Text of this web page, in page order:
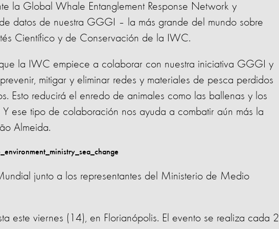
la Global Whale Entanglement Response Network y
datos de nuestra GGGI – la más grande del mundo sobre
Científico y de Conservación de la IWC.
que la IWC empiece a colaborar con nuestra iniciativa GGGI y
mitigar y eliminar redes y materiales de pesca perdidos
Esto reducirá el enredo de animales como las ballenas y los
ese tipo de colaboración nos ayuda a combatir aún más la
Almeida.
junto a los representantes del Ministerio de Medio
este viernes (14), en Florianópolis. El evento se realiza cada 2